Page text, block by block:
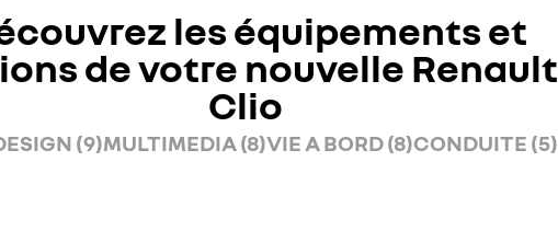
les équipements et
de votre nouvelle Renault
Clio
(9)MULTIMEDIA (8)VIE A BORD (8)CONDUITE (5)